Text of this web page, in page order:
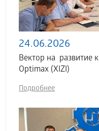
24.06.2026
Вектор на развитие
Optimax (XIZI)
Подробнее